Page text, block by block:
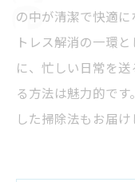
の中が清潔で快適
トレス解消の一環
に、忙しい日常を
る方法は魅力的で
した掃除法もお届け